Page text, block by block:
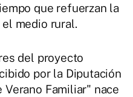
que refuerzan la
medio rural.
del proyecto
por la Diputación
Familiar" nace